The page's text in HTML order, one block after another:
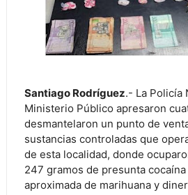
Santiago Rodríguez.- La Policía
Ministerio Público apresaron
desmantelaron un punto de
sustancias controladas que
de esta localidad, donde
247 gramos de presunta
aproximada de marihuana y